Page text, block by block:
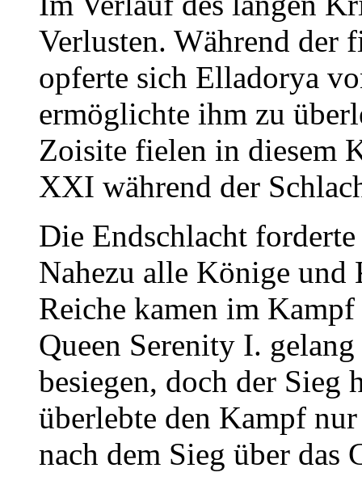
Verlusten. Während der
opferte sich Elladorya
ermöglichte ihm zu
Zoisite fielen in diesem
XXI während der
Die Endschlacht
Nahezu alle Könige
Reiche kamen im
Queen Serenity I.
besiegen, doch der Sieg
überlebte den Kampf
nach dem Sieg über das